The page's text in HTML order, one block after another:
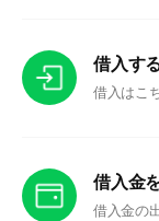
借入す
借入はこ
借入金
借入金の